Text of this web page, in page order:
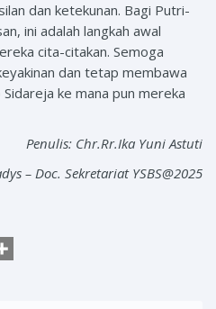
dan ketekunan. Bagi Putri-
ini adalah langkah awal
cita-citakan. Semoga
dan tetap membawa
ke mana pun mereka
Penulis: Chr.Rr.Ika Yuni Astuti
– Doc. Sekretariat YSBS@2025